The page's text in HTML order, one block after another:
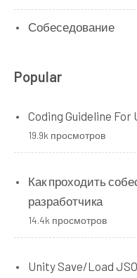
Собеседование
Popular
Coding Guideline For
19.9k просмотров
Как проходить
разработчика
14.4k просмотров
Unity Save/Load